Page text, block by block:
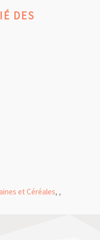
DES
et Céréales, ,